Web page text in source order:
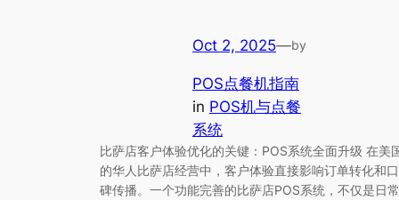
Oct 2, 2025—by
POS点餐机指南
in POS机与点餐
系统
比萨店客户体验优化的关键：POS系统全面升级 在美
的华人比萨店经营中，客户体验直接影响订单转化和口
碑传播。一个功能完善的比萨店POS系统，不仅是日常